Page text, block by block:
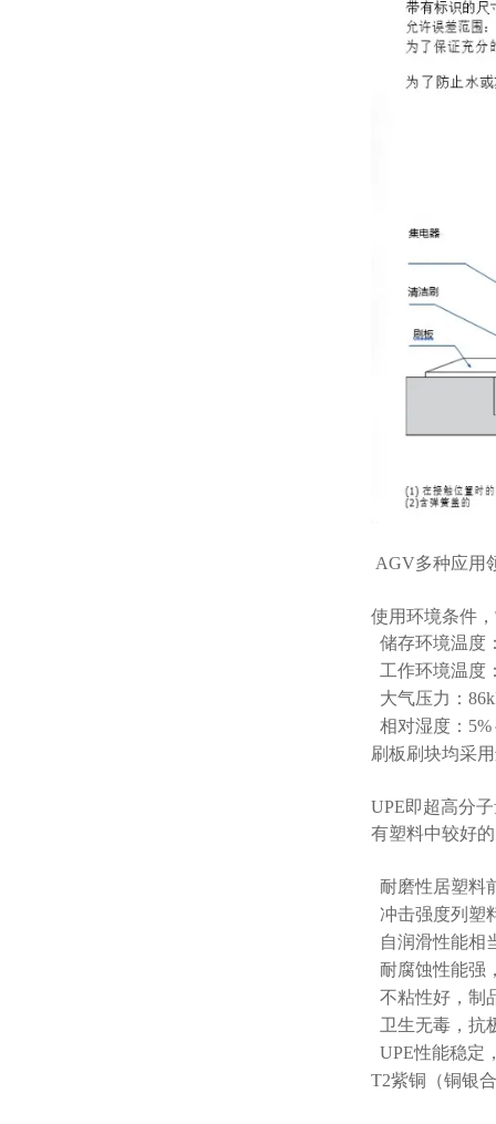
AGV多种应用
使用环境条件
储存环境温度
工作环境温
大气压力：
相对湿度：5%
刷板刷块均采
UPE即超高分
有塑料中较好
耐磨性居塑料
冲击强度列塑
自润滑性能相
耐腐蚀性能强
不粘性好，制
卫生无毒，抗
UPE性能稳定
T2紫铜（铜银